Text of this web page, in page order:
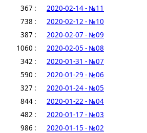
367 :
2020-02-14 - №11
738 :
2020-02-12 - №10
387 :
2020-02-07 - №09
1060 :
2020-02-05 - №08
342 :
2020-01-31 - №07
590 :
2020-01-29 - №06
327 :
2020-01-24 - №05
844 :
2020-01-22 - №04
482 :
2020-01-17 - №03
986 :
2020-01-15 - №02